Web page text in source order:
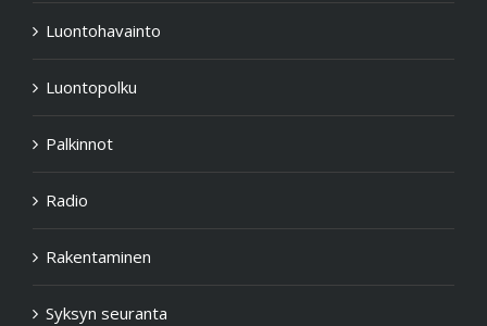
Luontohavainto
Luontopolku
Palkinnot
Radio
Rakentaminen
Syksyn seuranta